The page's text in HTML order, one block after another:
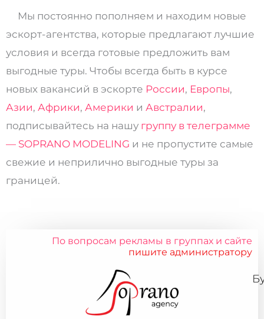
Мы постоянно пополняем и находим новые
эскорт-агентства, которые предлагают лучшие
условия и всегда готовые предложить вам
выгодные туры. Чтобы всегда быть в курсе
новых вакансий в эскорте России, Европы,
Азии, Африки, Америки и Австралии,
подписывайтесь на нашу группу в телеграмме
— SOPRANO MODELING и не пропустите самые
свежие и неприлично выгодные туры за
границей.
По вопросам рекламы в группах и сайте
пишите администратору